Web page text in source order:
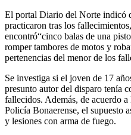
El portal Diario del Norte indicó
practicaron tras los
encontró“cinco balas de una
romper tambores de motos y
pertenencias del menor de los
Se investiga si el joven de 17
presunto autor del disparo tenía
fallecidos. Además, de acuerdo
Policía Bonaerense, el supuesto
y lesiones con arma de fuego.